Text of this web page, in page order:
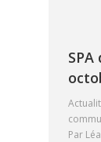
Par Léa